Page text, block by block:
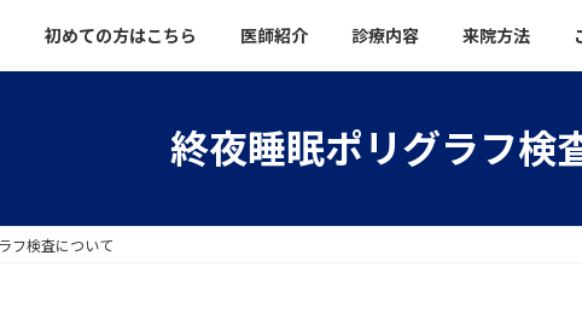
初めての方はこちら 医師紹介 診療内容 来院方法
終夜睡眠ポリグラフ検
フ検査について